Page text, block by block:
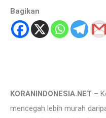
Bagikan
KORANINDONESIA.NET –
mencegah lebih murah